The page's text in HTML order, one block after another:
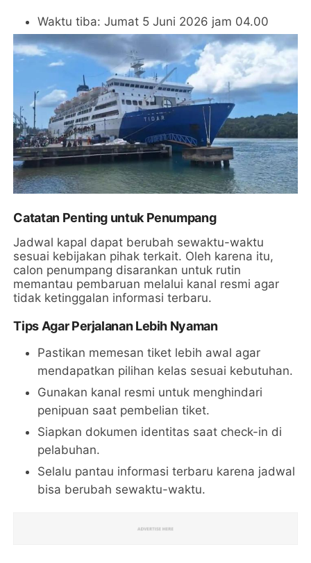
Waktu tiba: Jumat 5 Juni 2026 jam 04.00
Catatan Penting untuk Penumpang
Jadwal kapal dapat berubah sewaktu-waktu
sesuai kebijakan pihak terkait. Oleh karena itu,
calon penumpang disarankan untuk rutin
memantau pembaruan melalui kanal resmi agar
tidak ketinggalan informasi terbaru.
Tips Agar Perjalanan Lebih Nyaman
Pastikan memesan tiket lebih awal agar
mendapatkan pilihan kelas sesuai kebutuhan.
Gunakan kanal resmi untuk menghindari
penipuan saat pembelian tiket.
Siapkan dokumen identitas saat check-in di
pelabuhan.
Selalu pantau informasi terbaru karena jadwal
bisa berubah sewaktu-waktu.